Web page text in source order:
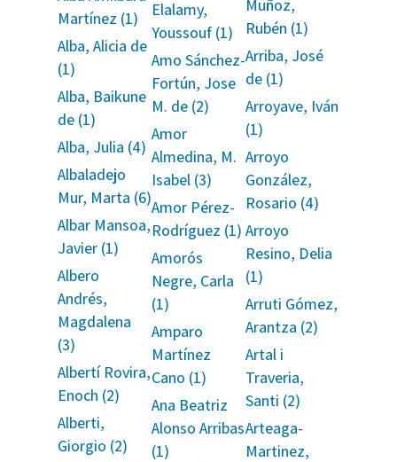
Martínez (1)
Alba, Alicia de
(1)
Alba, Baikune
de (1)
Alba, Julia (4)
Albaladejo
Mur, Marta (6)
Albar Mansoa,
Javier (1)
Albero
Andrés,
Magdalena
(3)
Albertí Rovira,
Enoch (2)
Alberti,
Giorgio (2)
Elalamy,
Youssouf (1)
Amo Sánchez-
Fortún, Jose
M. de (2)
Amor
Almedina, M.
Isabel (3)
Amor Pérez-
Rodríguez (1)
Amorós
Negre, Carla
(1)
Amparo
Martínez
Cano (1)
Ana Beatriz
Alonso Arribas
(1)
Muñoz,
Rubén (1)
Arriba, José
de (1)
Arroyave, Iván
(1)
Arroyo
González,
Rosario (4)
Arroyo
Resino, Delia
(1)
Arruti Gómez,
Arantza (2)
Artal i
Traveria,
Santi (2)
Arteaga-
Martinez,